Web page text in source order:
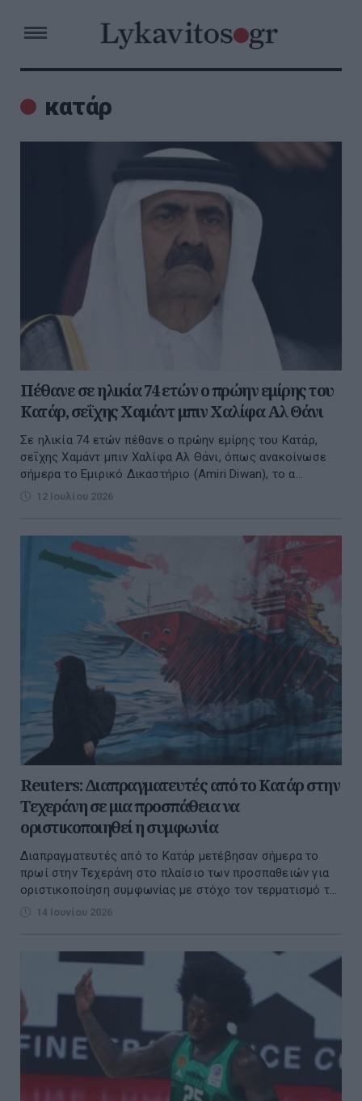
κατάρ
Πέθανε σε ηλικία 74 ετών ο πρώην εμίρης του
Κατάρ, σεΐχης Χαμάντ μπιν Χαλίφα Αλ Θάνι
Σε ηλικία 74 ετών πέθανε ο πρώην εμίρης του Κατάρ,
σεΐχης Χαμάντ μπιν Χαλίφα Αλ Θάνι, όπως ανακοίνωσε
σήμερα το Εμιρικό Δικαστήριο (Amiri Diwan), το α...
12 Ιουλίου 2026
Reuters: Διαπραγματευτές από το Κατάρ στην
Τεχεράνη σε μια προσπάθεια να
οριστικοποιηθεί η συμφωνία
Διαπραγματευτές από το Κατάρ μετέβησαν σήμερα το
πρωί στην Τεχεράνη στο πλαίσιο των προσπαθειών για
οριστικοποίηση συμφωνίας με στόχο τον τερματισμό τ...
14 Ιουνίου 2026